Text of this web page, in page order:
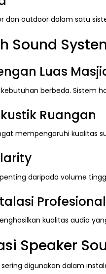
dan outdoor dalam satu
Sound
Luas
berbeda. Sistem
Ruangan
mempengaruhi kualitas
daripada volume
Profesional
kualitas audio
Speaker
digunakan dalam